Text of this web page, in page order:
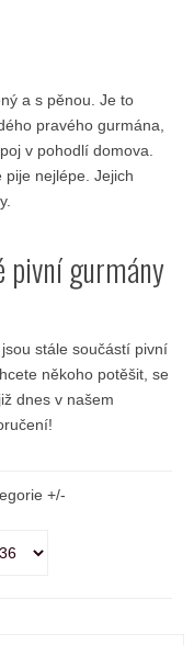
a s pěnou. Je to
pravého gurmána,
v pohodlí domova.
nejlépe. Jejich
pivní gurmány
stále součástí pivní
někoho potěšit, se
dnes v našem
+/-